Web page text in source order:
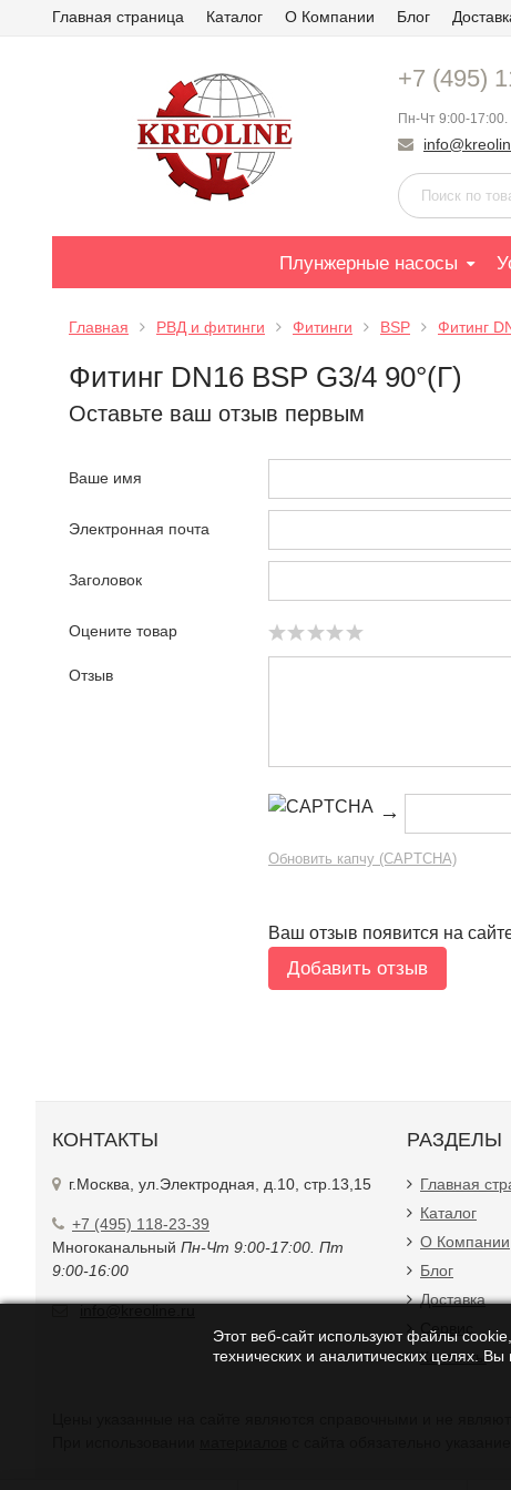
Главная страница Каталог О Компании Блог
+7 (495)
Пн-Чт 9:00-
Плунжерные насосы
Главная РВД и фитинги Фитинги BSP Фитинг
Фитинг DN16 BSP G3/4 90°(Г)
Оставьте ваш отзыв первым
Ваше имя
Электронная почта
Заголовок
Оцените товар
Отзыв
→
Обновить капчу (CAPTCHA)
Ваш отзыв появится на
КОНТАКТЫ
г.Москва, ул.Электродная, д.10, стр.13,15
+7 (495) 118-23-39
Многоканальный Пн-Чт 9:00-17:00. Пт
9:00-16:00
РАЗДЕЛЫ
Главная
Каталог
О Компании
Блог
Доставка
Сервис
Контакты
Этот веб-сайт используют файлы
технических и аналитических целях.